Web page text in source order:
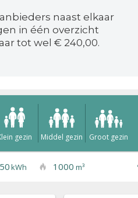
naast elkaar
in één overzicht
tot wel € 240,00.
gezin Middel gezin Groot gezin
kWh 1000 m³